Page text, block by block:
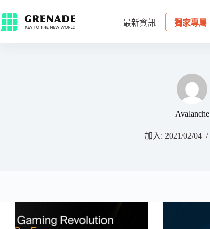
最新資訊 獨家專屬
Avalanche
加入: 2021/02/04